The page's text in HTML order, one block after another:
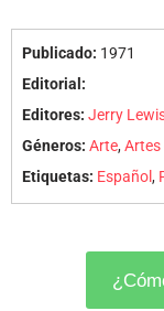
Publicado: 1971
Editorial:
Editores: Jerry
Géneros: Arte,Artes
Etiquetas: Español,